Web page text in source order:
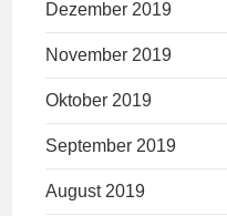
Dezember 2019
November 2019
Oktober 2019
September 2019
August 2019